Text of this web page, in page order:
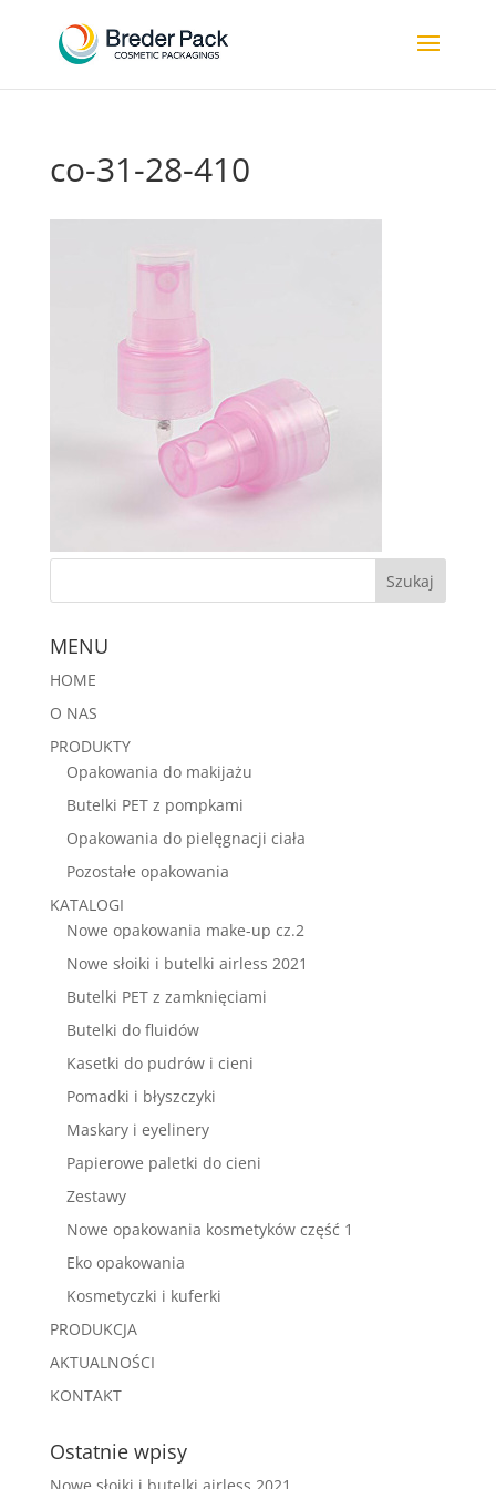
co-31-28-410
MENU
HOME
O NAS
PRODUKTY
Opakowania do makijażu
Butelki PET z pompkami
Opakowania do pielęgnacji ciała
Pozostałe opakowania
KATALOGI
Nowe opakowania make-up cz.2
Nowe słoiki i butelki airless 2021
Butelki PET z zamknięciami
Butelki do fluidów
Kasetki do pudrów i cieni
Pomadki i błyszczyki
Maskary i eyelinery
Papierowe paletki do cieni
Zestawy
Nowe opakowania kosmetyków część 1
Eko opakowania
Kosmetyczki i kuferki
PRODUKCJA
AKTUALNOŚCI
KONTAKT
Ostatnie wpisy